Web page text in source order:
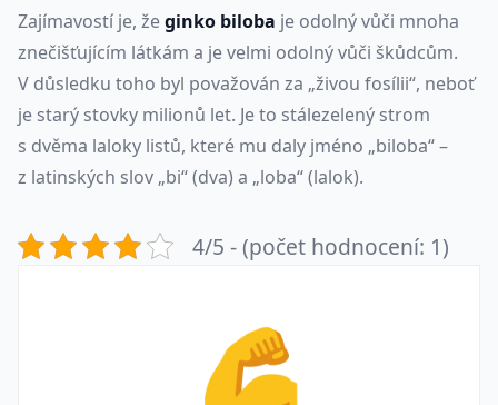
Zajímavostí je, žeginko biloba je odolný vůči mnoha
znečišťujícím látkám a je velmi odolný vůči škůdcům.
V důsledku toho byl považován za „živou fosílii“, neboť
je starý stovky milionů let. Je to stálezelený strom
s dvěma laloky listů, které mu daly jméno „biloba“ –
z latinských slov „bi“ (dva) a „loba“ (lalok).
4/5 - (počet hodnocení: 1)